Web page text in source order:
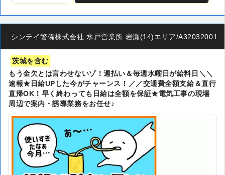
シンテイ警備株式会社 水戸営業所 岩瀬(14)エリア/
茨城を含む
もう金欠とは言わせないゾ！週払い＆毎週水曜日が給料日＼＼
速報★日給UPした今がチャーンス！／／交通費全額支給＆直行
直帰OK！早く終わっても日給は全額を保証★電気工事の現場
周辺で案内・誘導業務をお任せ♪